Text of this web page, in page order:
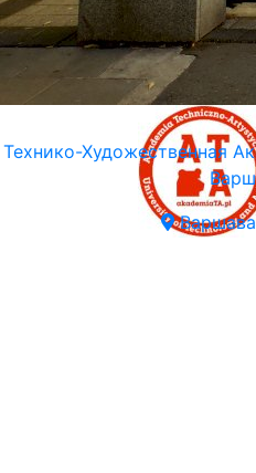
Технико-Художественная